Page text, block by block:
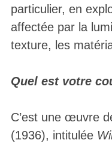
particulier, en
affectée par la
texture, les
Quel est votre
C’est une œuvre
(1936), intitulée